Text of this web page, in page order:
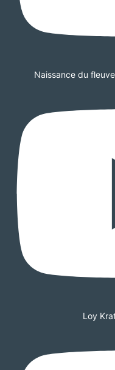
Naissance du
Loy